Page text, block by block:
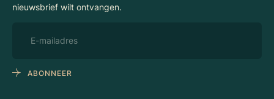
nieuwsbrief wilt ontvangen.
ABONNEER